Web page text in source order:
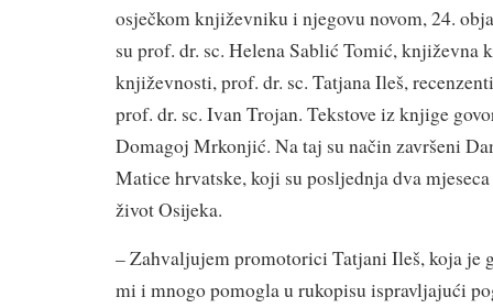
osječkom književniku i njegovu novom, 24.
su prof. dr. sc. Helena Sablić Tomić, književna
književnosti, prof. dr. sc. Tatjana Ileš,
prof. dr. sc. Ivan Trojan. Tekstove iz knjige
Domagoj Mrkonjić. Na taj su način završeni
Matice hrvatske, koji su posljednja dva
život Osijeka.
– Zahvaljujem promotorici Tatjani Ileš, koja je
mi i mnogo pomogla u rukopisu ispravljajući